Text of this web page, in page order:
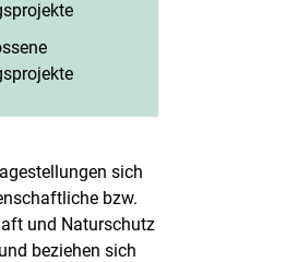
sich
bzw.
und Naturschutz
beziehen sich